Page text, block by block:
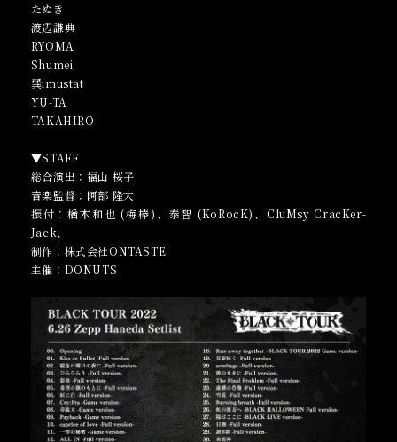
たぬき
渡辺謙典
RYOMA
Shumei
巽imustat
YU-TA
TAKAHIRO
▼STAFF
総合演出：福山 桜子
音楽監督：阿部 隆大
振付：楢木和也 (梅棒)、泰智 (KoRocK)、CluMsy CracKer-
Jack、
制作：株式会社ONTASTE
主催：DONUTS